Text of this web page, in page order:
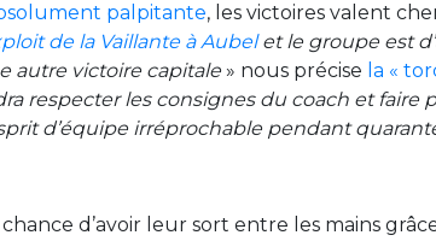
palpitante, les victoires valent
de la Vaillante à Aubelet le groupe est
autre victoire capitale» nous précise la «
respecter les consignes du coach et faire
d’équipe irréprochable pendant
d’avoir leur sort entre les mains